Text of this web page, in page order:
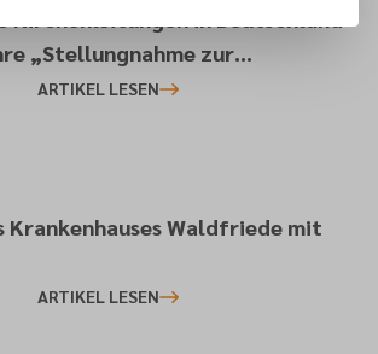
in Deutschland
„Stellungnahme zur
Situation“
ARTIKEL LESEN
Krankenhauses Waldfriede mit
ARTIKEL LESEN